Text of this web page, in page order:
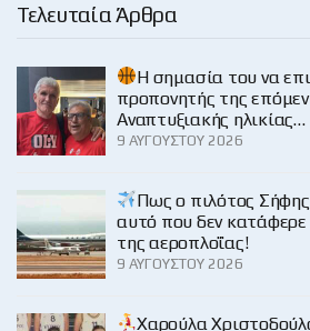
Τελευταία Άρθρα
H σημασία του να
προπονητής της
Αναπτυξιακής ηλικίας…
9 ΑΥΓΟΎΣΤΟΥ 2026
Πως ο πιλότος
αυτό που δεν κατάφερε
της αεροπλοΐας!
9 ΑΥΓΟΎΣΤΟΥ 2026
Χαρούλα